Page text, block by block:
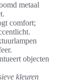
metaal
comfort;
objecten
kleuren